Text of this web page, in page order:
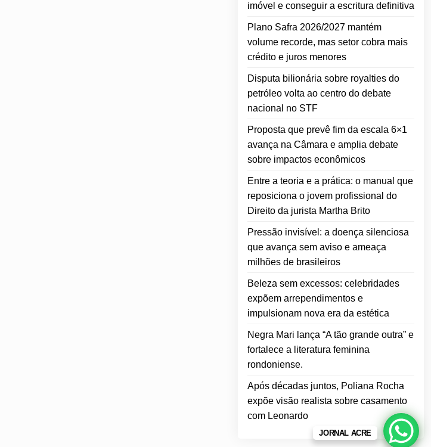
imóvel e conseguir a escritura definitiva
Plano Safra 2026/2027 mantém
volume recorde, mas setor cobra mais
crédito e juros menores
Disputa bilionária sobre royalties do
petróleo volta ao centro do debate
nacional no STF
Proposta que prevê fim da escala 6×1
avança na Câmara e amplia debate
sobre impactos econômicos
Entre a teoria e a prática: o manual que
reposiciona o jovem profissional do
Direito da jurista Martha Brito
Pressão invisível: a doença silenciosa
que avança sem aviso e ameaça
milhões de brasileiros
Beleza sem excessos: celebridades
expõem arrependimentos e
impulsionam nova era da estética
Negra Mari lança “A tão grande outra” e
fortalece a literatura feminina
rondoniense.
Após décadas juntos, Poliana Rocha
expõe visão realista sobre casamento
com Leonardo
JORNAL ACRE